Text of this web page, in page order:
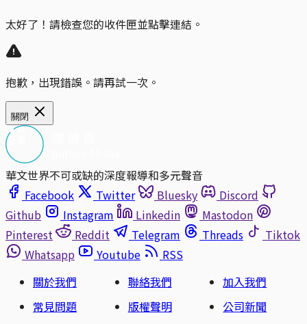
太好了！請檢查您的收件匣並點擊連結。
抱歉，出現錯誤。請再試一次。
關閉
華文世界不可或缺的深度報導和多元聲音
Facebook
Twitter Bluesky
Discord
Github
Instagram Linkedin
Mastodon
Pinterest
Reddit Telegram Threads
Tiktok
Whatsapp
Youtube
RSS
關於我們
聯絡我們
加入我們
常見問題
版權聲明
公司新聞